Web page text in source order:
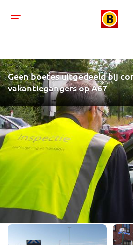
Geen boetes uitgedeeld bij
vakantiegangers op A67